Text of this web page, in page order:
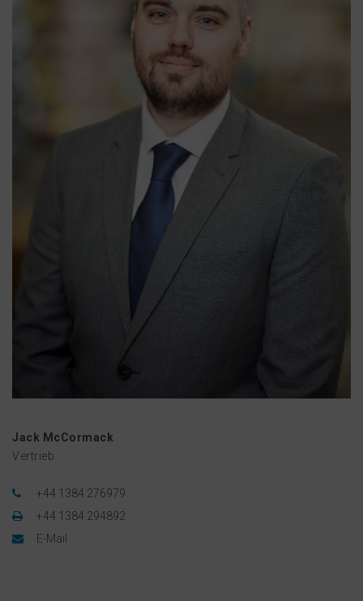
Jack McCormack
Vertrieb
+44 1384 276979
+44 1384 294892
E-Mail